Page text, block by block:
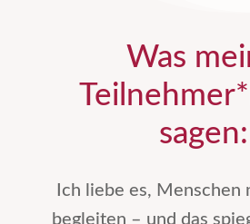
Was
sagen:
Ich liebe es, Menschen
begleiten – und das